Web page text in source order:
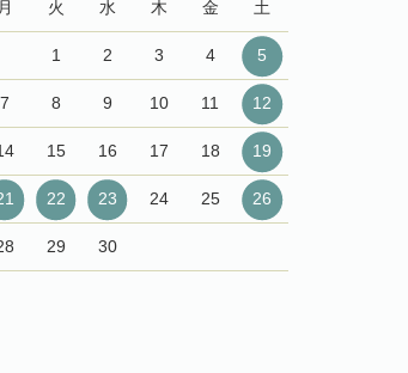
月 火 水 木 金 土
1 2 3 4 5
7 8 9 10 11 12
15 16 17 18 19
22 23 24 25 26
29 30